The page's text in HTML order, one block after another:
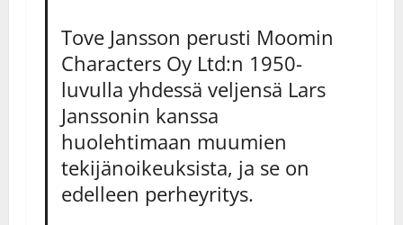
Tove Jansson perusti Moomin
Characters Oy Ltd:n 1950-
luvulla yhdessä veljensä Lars
Janssonin kanssa
huolehtimaan muumien
tekijänoikeuksista, ja se on
edelleen perheyritys.